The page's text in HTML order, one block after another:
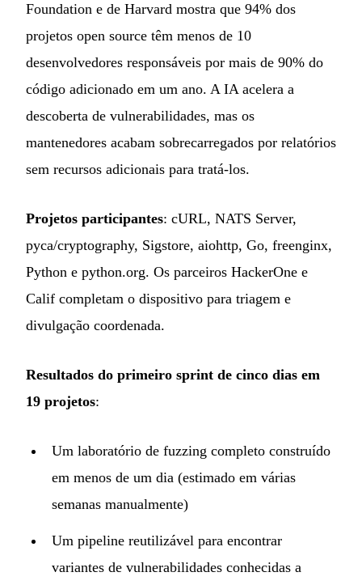
Foundation e de Harvard mostra que 94% dos
projetos open source têm menos de 10
desenvolvedores responsáveis por mais de 90% do
código adicionado em um ano. A IA acelera a
descoberta de vulnerabilidades, mas os
mantenedores acabam sobrecarregados por relatórios
sem recursos adicionais para tratá-los.
Projetos participantes: cURL, NATS Server,
pyca/cryptography, Sigstore, aiohttp, Go, freenginx,
Python e python.org. Os parceiros HackerOne e
Calif completam o dispositivo para triagem e
divulgação coordenada.
Resultados do primeiro sprint de cinco dias em
19 projetos:
Um laboratório de fuzzing completo construído
em menos de um dia (estimado em várias
semanas manualmente)
Um pipeline reutilizável para encontrar
variantes de vulnerabilidades conhecidas a